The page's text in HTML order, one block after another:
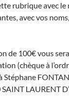
rubrique avec le
avec vos
de 100€ vous
(chèque à
Stéphane
LAURENT